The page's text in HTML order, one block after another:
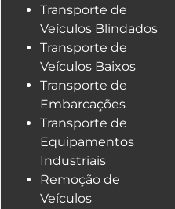
Transporte de
Veículos Blindados
Transporte de
Veículos Baixos
Transporte de
Embarcações
Transporte de
Equipamentos
Industriais
Remoção de
Veículos